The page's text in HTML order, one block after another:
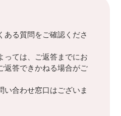
ある質問をご確認くださ
っては、ご返答までにお
返答できかねる場合がご
い合わせ窓口はございま